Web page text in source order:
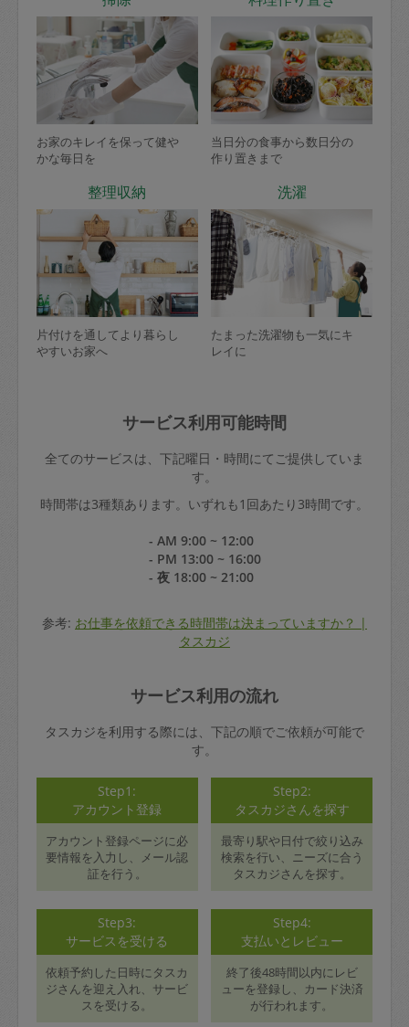
お家のキレイを保って健や
かな毎日を
当日分の食事から数日分の
作り置きまで
整理収納
片付けを通してより暮らし
やすいお家へ
洗濯
たまった洗濯物も一気にキ
レイに
サービス利用可能時間
全てのサービスは、下記曜日・時間にてご提供していま
す。
時間帯は3種類あります。いずれも1回あたり3時間です。
- AM 9:00 ~ 12:00
- PM 13:00 ~ 16:00
- 夜 18:00 ~ 21:00
参考: お仕事を依頼できる時間帯は決まっていますか？ |
タスカジ
サービス利用の流れ
タスカジを利用する際には、下記の順でご依頼が可能で
す。
Step1:
アカウント登録
アカウント登録ページに必
要情報を入力し、メール認
証を行う。
Step2:
タスカジさんを探す
最寄り駅や日付で絞り込み
検索を行い、ニーズに合う
タスカジさんを探す。
Step3:
サービスを受ける
依頼予約した日時にタスカ
ジさんを迎え入れ、サービ
スを受ける。
Step4:
支払いとレビュー
終了後48時間以内にレビ
ューを登録し、カード決済
が行われます。